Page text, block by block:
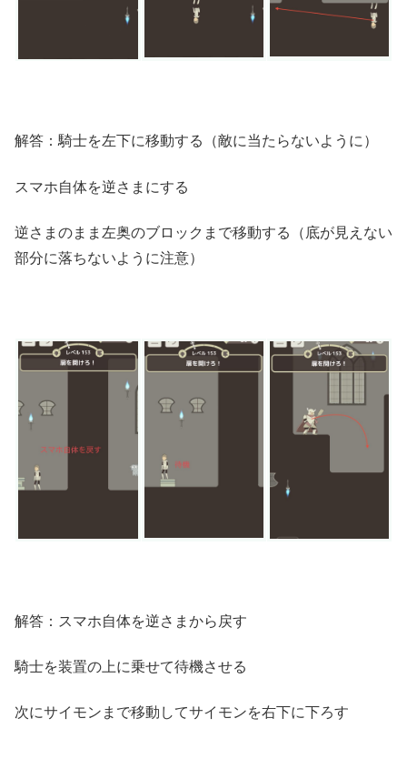
解答：騎士を左下に移動する（敵に当たらないように）
スマホ自体を逆さまにする
逆さまのまま左奥のブロックまで移動する（底が見えない
部分に落ちないように注意）
解答：スマホ自体を逆さまから戻す
騎士を装置の上に乗せて待機させる
次にサイモンまで移動してサイモンを右下に下ろす